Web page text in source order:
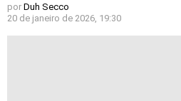
por Duh Secco
20 de janeiro de 2026, 19:30